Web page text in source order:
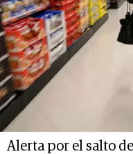
Alerta por el salto